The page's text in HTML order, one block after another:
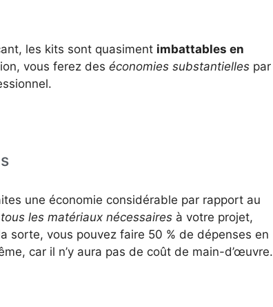
les kits sont quasiment imbattables en
vous ferez des économies substantiellespar
une économie considérable par rapport au
les matériaux nécessairesà votre projet,
sorte, vous pouvez faire 50 % de dépenses en
car il n’y aura pas de coût de main-d’œuvre.